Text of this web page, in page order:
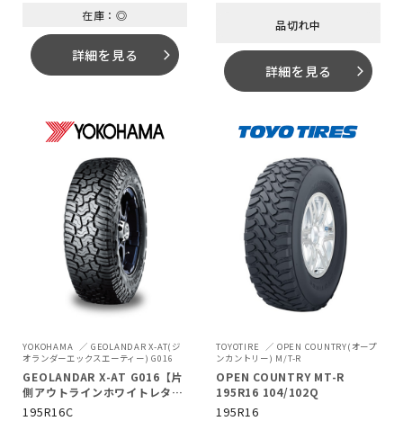
在庫：◎
詳細を見る arrow_forward_ios
品切れ中
詳細を見る arrow_forward_ios
YOKOHAMA
GEOLANDAR X-AT(ジ
オランダーエックスエーティー) G016
GEOLANDAR X-AT G016【片
側アウトラインホワイトレタ
ー】 195R16C 104/102Q
195R16C
TOYOTIRE
OPEN COUNTRY(オープ
ンカントリー) M/T-R
OPEN COUNTRY MT-R
195R16 104/102Q
195R16